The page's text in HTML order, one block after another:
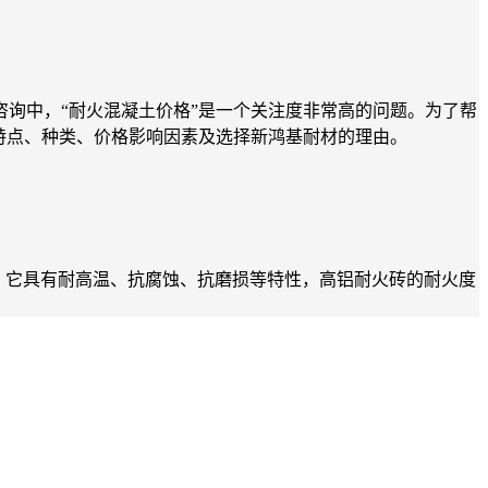
中，“耐火混凝土价格”是一个关注度非常高的问题。为了帮
、种类、价格影响因素及选择新鸿基耐材的理由。
具有耐高温、抗腐蚀、抗磨损等特性，高铝耐火砖的耐火度